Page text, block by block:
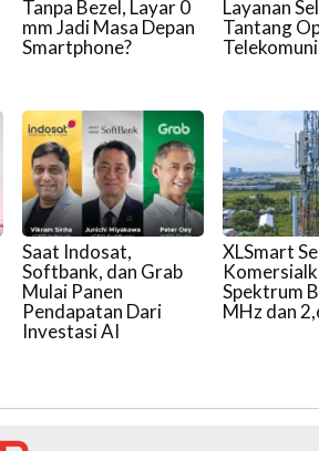
Tanpa Bezel, Layar 0
mm Jadi Masa Depan
Smartphone?
Layanan
Tantang
Saat Indosat,
Softbank, dan Grab
Mulai Panen
Pendapatan Dari
Investasi AI
XLSmart
Spektrum
MHz dan